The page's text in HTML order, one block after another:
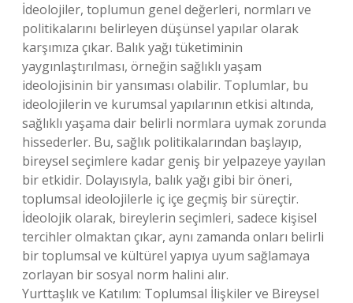
İdeolojiler, toplumun genel değerleri, normları ve
politikalarını belirleyen düşünsel yapılar olarak
karşımıza çıkar. Balık yağı tüketiminin
yaygınlaştırılması, örneğin sağlıklı yaşam
ideolojisinin bir yansıması olabilir. Toplumlar, bu
ideolojilerin ve kurumsal yapılarının etkisi altında,
sağlıklı yaşama dair belirli normlara uymak zorunda
hissederler. Bu, sağlık politikalarından başlayıp,
bireysel seçimlere kadar geniş bir yelpazeye yayılan
bir etkidir. Dolayısıyla, balık yağı gibi bir öneri,
toplumsal ideolojilerle iç içe geçmiş bir süreçtir.
İdeolojik olarak, bireylerin seçimleri, sadece kişisel
tercihler olmaktan çıkar, aynı zamanda onları belirli
bir toplumsal ve kültürel yapıya uyum sağlamaya
zorlayan bir sosyal norm halini alır.
Yurttaşlık ve Katılım: Toplumsal İlişkiler ve Bireysel